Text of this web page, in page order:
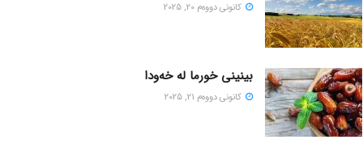
كانونی دووه‌م 20, 2025
بینینی خورما لە خەودا
كانونی دووه‌م 21, 2025